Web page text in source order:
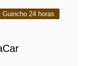
24 horas